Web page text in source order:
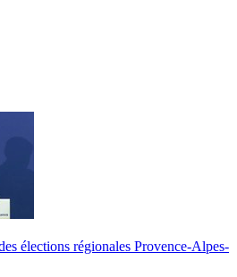
élections régionales Provence-Alpes-